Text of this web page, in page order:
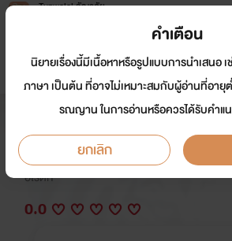
Tunwalai ธัญวลัย
หน้าแรก นิยาย อีบุ๊ก การ์ตูน
Monster's Heart
นักเขียน: Supattrapao
อีโรติก
0.0
คำเตือน
นิยายเรื่องนี้มีเนื้อหาหรือรูปแบบการนำเสนอ
ภาษา เป็นต้น ที่อาจไม่เหมาะสมกับผู้อ่านที่อายุ
รณญาน ในการอ่านหรือควรได้รับคำแ
ยกเลิก